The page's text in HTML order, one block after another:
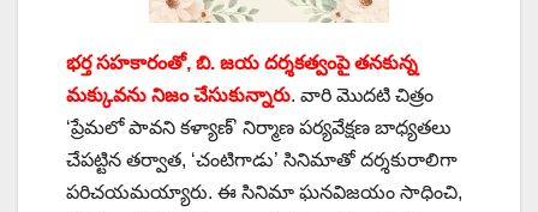
భర్త సహకారంతో, బి. జయ దర్శకత్వంపై తనకున్న
మక్కువను నిజం చేసుకున్నారు. వారి మొదటి చిత్రం
‘ప్రేమలో పావని కళ్యాణ్’ నిర్మాణ పర్యవేక్షణ బాధ్యతలు
చేపట్టిన తర్వాత, ‘చంటిగాడు’ సినిమాతో దర్శకురాలిగా
పరిచయమయ్యారు. ఈ సినిమా ఘనవిజయం సాధించి,